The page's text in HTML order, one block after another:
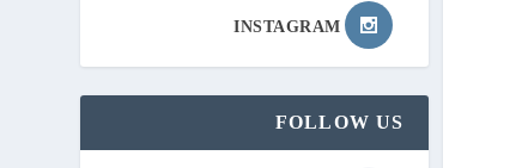
INSTAGRAM
FOLLOW US